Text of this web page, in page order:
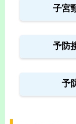
子宮
予防
予